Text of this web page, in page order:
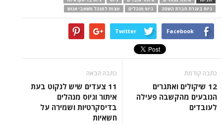
גיוס בעזרת חברת השמה
גיוס מנהלים עצות למנהל משאבי אנוש
Facebook
Twitter
כתבה קודמת
12 שיקולים ואתגרים
הנובעים מהקשבה פעילה
לעובדים
כתבה הבאה
11 צעדים שיש לנקוט בעת
איתור וגיוס מנהלים
בדיסקרטיות ושמירה על
חשאיות